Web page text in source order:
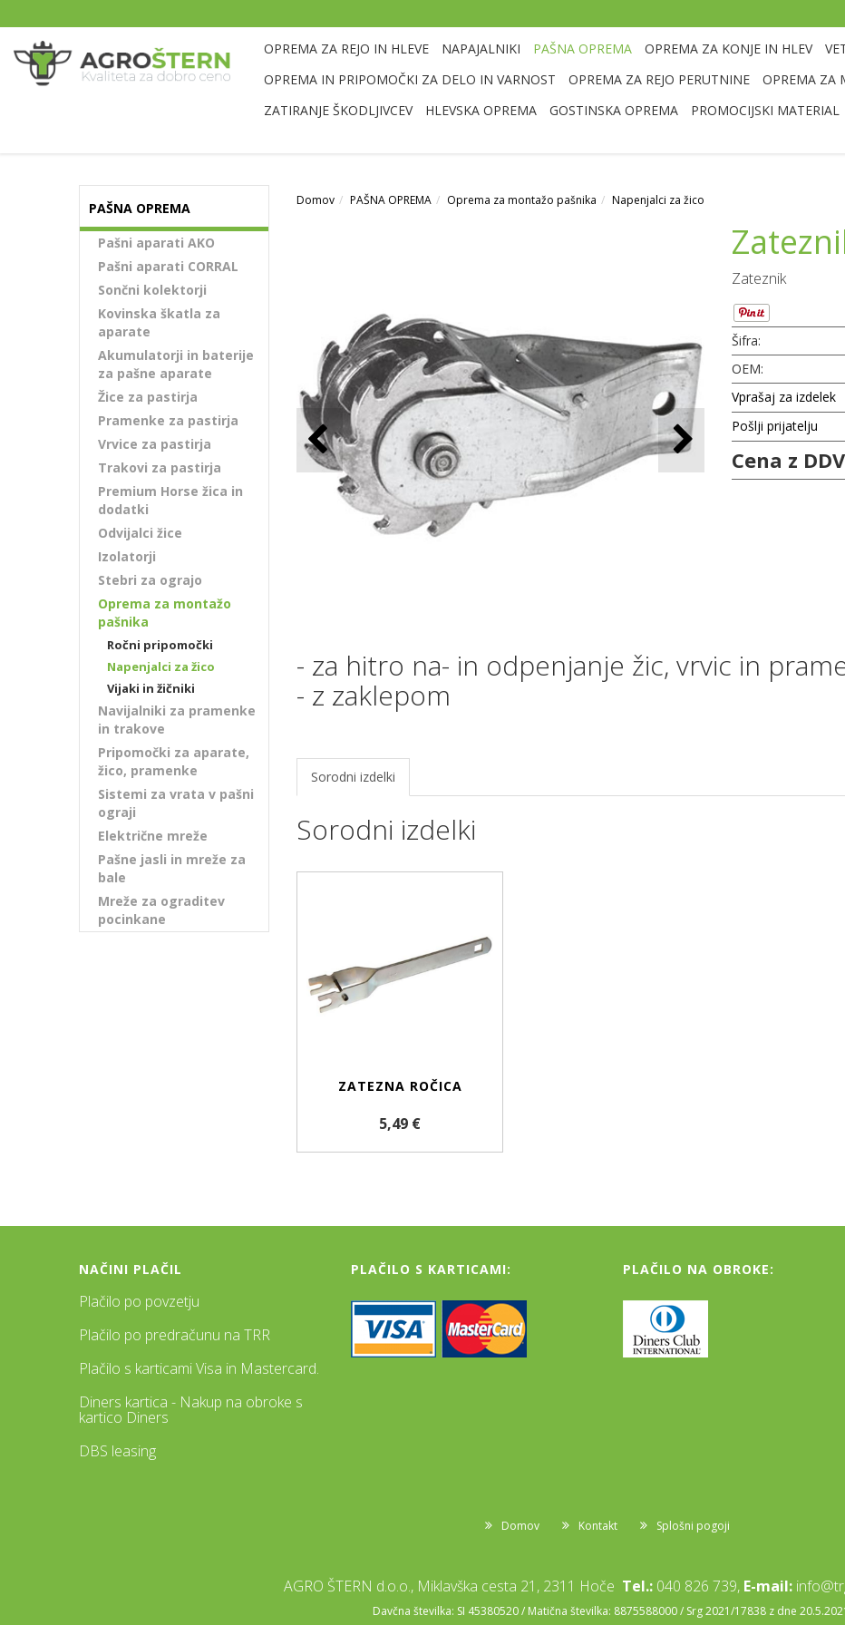
OPREMA ZA REJO IN HLEVE NAPAJALNIKI PAŠNA OPREMA OPREMA ZA KONJE IN HLEV
OPREMA IN PRIPOMOČKI ZA DELO IN VARNOST
OPREMA ZA REJO PERUTNINE OPREMA ZA
ZATIRANJE ŠKODLJIVCEV
HLEVSKA OPREMA GOSTINSKA OPREMA PROMOCIJSKI MATERIAL
PAŠNA OPREMA
Pašni aparati AKO
Pašni aparati CORRAL
Sončni kolektorji
Kovinska škatla za
aparate
Akumulatorji in baterije
za pašne aparate
Žice za pastirja
Pramenke za pastirja
Vrvice za pastirja
Trakovi za pastirja
Premium Horse žica in
dodatki
Odvijalci žice
Izolatorji
Stebri za ograjo
Oprema za montažo
pašnika
Ročni pripomočki
Napenjalci za žico
Vijaki in žičniki
Navijalniki za pramenke
in trakove
Pripomočki za aparate,
žico, pramenke
Sistemi za vrata v pašni
ograji
Električne mreže
Pašne jasli in mreže za
bale
Mreže za ograditev
pocinkane
Domov PAŠNA OPREMA Oprema za montažo pašnika Napenjalci za žico
Zateznik
Šifra:
OEM:
Vprašaj za izdelek
Pošlji prijatelju
Cena z
- za hitro na- in odpenjanje žic, vrvic in
- z zaklepom
Sorodni izdelki
Sorodni izdelki
ZATEZNA ROČICA
5,49 €
NAČINI PLAČIL
Plačilo po povzetju
Plačilo po predračunu na TRR
Plačilo s karticami Visa in Mastercard.
Diners kartica - Nakup na obroke s
kartico Diners
DBS leasing
PLAČILO S KARTICAMI: PLAČILO NA OBROKE:
Domov Kontakt Splošni pogoji
AGRO ŠTERN d.o.o., Miklavška cesta 21, 2311 Hoče Tel.:040 826 739, E-mail:
Davčna številka: SI 45380520 / Matična številka: 8875588000 / Srg 2021/17838 z dne